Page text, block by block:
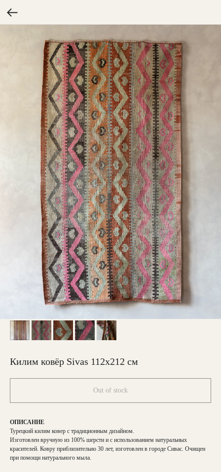
Килим ковёр Sivas 112х212 см
Out of stock
ОПИСАНИЕ
Турецкий килим ковер с традиционным дизайном.
Изготовлен вручную из 100% шерсти и с использованием натуральных
красителей. Ковру приблизительно 30 лет, изготовлен в городе Сивас. Очищен
при помощи натурального мыла.